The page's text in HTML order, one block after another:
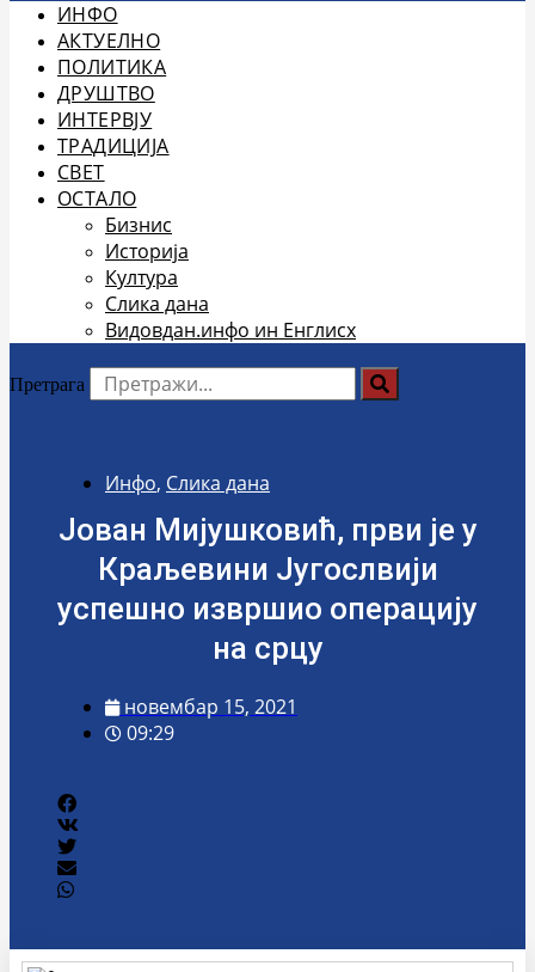
ИНФО
АКТУЕЛНО
ПОЛИТИКА
ДРУШТВО
ИНТЕРВЈУ
ТРАДИЦИЈА
СВЕТ
ОСТАЛО
Бизнис
Историја
Култура
Слика дана
Видовдан.инфо ин Енглисх
Претрага
Инфо, Слика дана
Јован Мијушковић, први је у
Краљевини Југослвији
успешно извршио операцију
на срцу
новембар 15, 2021
09:29